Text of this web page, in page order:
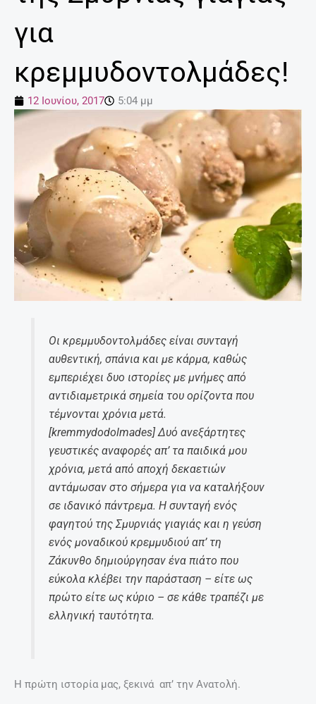
για
κρεμμυδοντολμάδες!
12 Ιουνίου, 2017 5:04 μμ
Οι κρεμμυδοντολμάδες είναι συνταγή
αυθεντική, σπάνια και με κάρμα, καθώς
εμπεριέχει δυο ιστορίες με μνήμες από
αντιδιαμετρικά σημεία του ορίζοντα που
τέμνονται χρόνια μετά.
[kremmydodolmades] Δυό ανεξάρτητες
γευστικές αναφορές απ’ τα παιδικά μου
χρόνια, μετά από αποχή δεκαετιών
αντάμωσαν στο σήμερα για να καταλήξουν
σε ιδανικό πάντρεμα. H συνταγή ενός
φαγητού της Σμυρνιάς γιαγιάς και η γεύση
ενός μοναδικού κρεμμυδιού απ’ τη
Ζάκυνθο δημιούργησαν ένα πιάτο που
εύκολα κλέβει την παράσταση – είτε ως
πρώτο είτε ως κύριο – σε κάθε τραπέζι με
ελληνική ταυτότητα.
Η πρώτη ιστορία μας, ξεκινά απ’ την Ανατολή.